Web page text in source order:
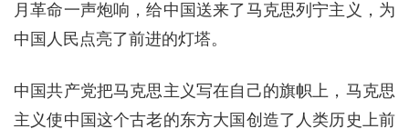
月革命一声炮响，给中国送来了马克思列宁主义，为
中国人民点亮了前进的灯塔。
中国共产党把马克思主义写在自己的旗帜上，马克思
主义使中国这个古老的东方大国创造了人类历史上前